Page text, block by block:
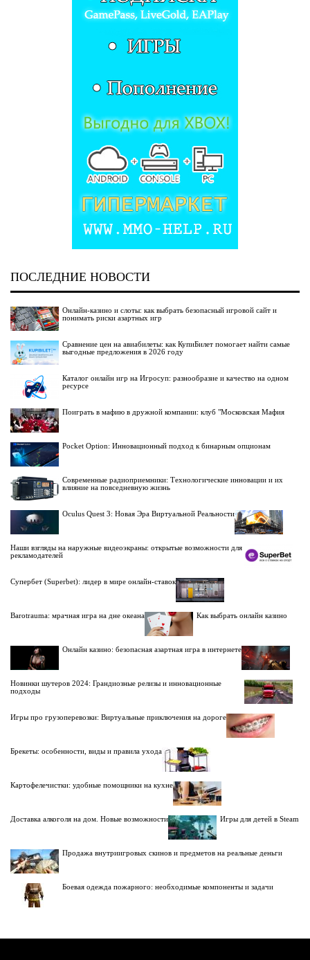
ПОСЛЕДНИЕ НОВОСТИ
Онлайн-казино и слоты: как выбрать безопасный игровой сайт и
понимать риски азартных игр
Сравнение цен на авиабилеты: как КупиБилет помогает найти самые
выгодные предложения в 2026 году
Каталог онлайн игр на Игросуп: разнообразие и качество на одном
ресурсе
Поиграть в мафию в дружной компании: клуб "Московская Мафия
Pocket Option: Инновационный подход к бинарным опционам
Современные радиоприемники: Технологические инновации и их
влияние на повседневную жизнь
Oculus Quest 3: Новая Эра Виртуальной Реальности
Наши взгляды на наружные видеоэкраны: открытые возможности для
рекламодателей
Супербет (Superbet): лидер в мире онлайн-ставок
Barotrauma: мрачная игра на дне океана Как выбрать онлайн казино
Онлайн казино: безопасная азартная игра в интернете
Новинки шутеров 2024: Грандиозные релизы и инновационные
подходы
Игры про грузоперевозки: Виртуальные приключения на дороге
Брекеты: особенности, виды и правила ухода
Картофелечистки: удобные помощники на кухне
Доставка алкоголя на дом. Новые возможности Игры для детей в Steam
Продажа внутриигровых скинов и предметов на реальные деньги
Боевая одежда пожарного: необходимые компоненты и задачи